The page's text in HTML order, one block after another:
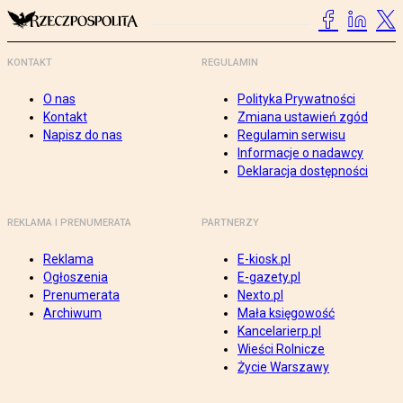
KONTAKT
O nas
Kontakt
Napisz do nas
REGULAMIN
Polityka Prywatności
Zmiana ustawień zgód
Regulamin serwisu
Informacje o nadawcy
Deklaracja dostępności
REKLAMA I PRENUMERATA
Reklama
Ogłoszenia
Prenumerata
Archiwum
PARTNERZY
E-kiosk.pl
E-gazety.pl
Nexto.pl
Mała księgowość
Kancelarierp.pl
Wieści Rolnicze
Życie Warszawy